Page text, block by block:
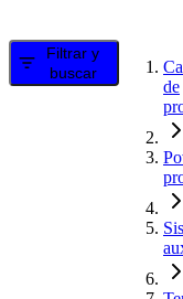
Filtrar y
buscar
de